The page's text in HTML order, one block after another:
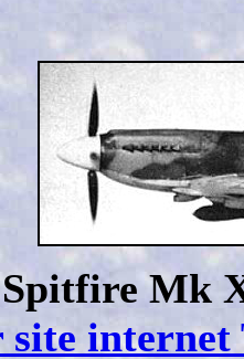
Mk
site internet